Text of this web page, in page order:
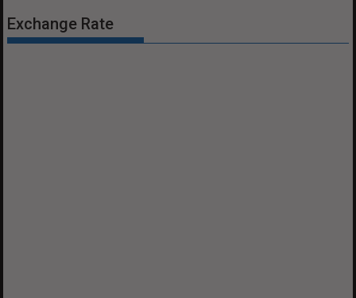
Exchange Rate